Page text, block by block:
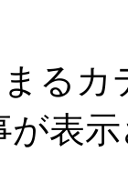
るカ
表